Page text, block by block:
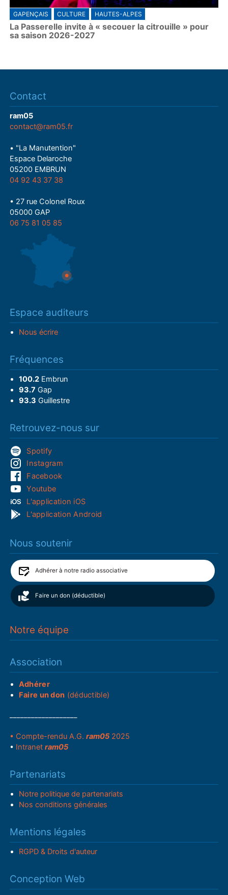
GAPENÇAIS CULTURE HAUTES-ALPES
La Passerelle invite à « secouer la citrouille » pour
sa saison 2026-2027
Contact
ram05
contact@ram05.fr
• "La Manutention"
Espace Delaroche
05200 EMBRUN
04 92 43 37 38
• 27 rue Colonel Roux
05000 GAP
06 75 81 05 85
Espace auditeurs
Nous écrire
Fréquences
100.2Embrun
93.7 Gap
93.3 Guillestre
Retrouvez-nous sur
Spotify
Instagram
Facebook
Youtube
L'application iOS
L'application Android
Nous soutenir
Adhérer à notre radio associative
Faire un don (déductible)
Notre équipe
Association
Adhérer
Faire un don (déductible)
• Compte-rendu A.G.ram05 2025
• Intranetram05
Partenariats
Notre politique de partenariats
Nos conditions générales
Mentions légales
RGPD & Droits d'auteur
Conception Web